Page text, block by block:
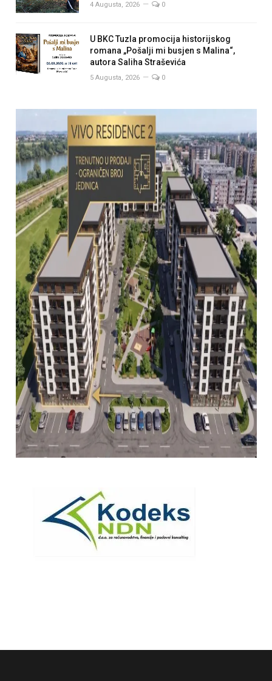
4 Augusta, 2026 0
U BKC Tuzla promocija historijskog
romana „Pošalji mi busjen s Malina“,
autora Saliha Straševića
5 Augusta, 2026 0